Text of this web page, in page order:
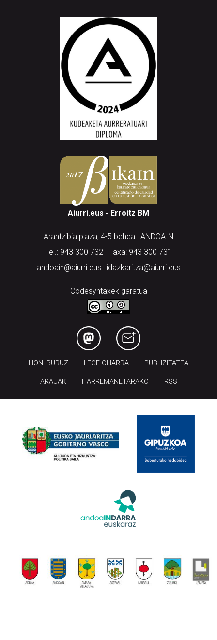
Aiurri.eus - Erroitz BM
Arantzibia plaza, 4-5 behea | ANDOAIN
Tel.: 943 300 732 | Faxa: 943 300 731
andoain@aiurri.eus | idazkaritza@aiurri.eus
Codesyntaxek garatua
HONI BURUZ LEGE OHARRA PUBLIZITATEA
ARAUAK HARREMANETARAKO RSS